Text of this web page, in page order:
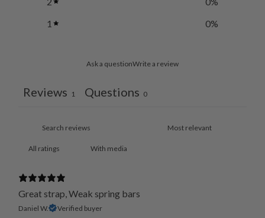
1
0%
Ask a questionWrite a review
Reviews 1 Questions 0
With media
Great strap, Weak spring bars
Daniel W. Verified buyer